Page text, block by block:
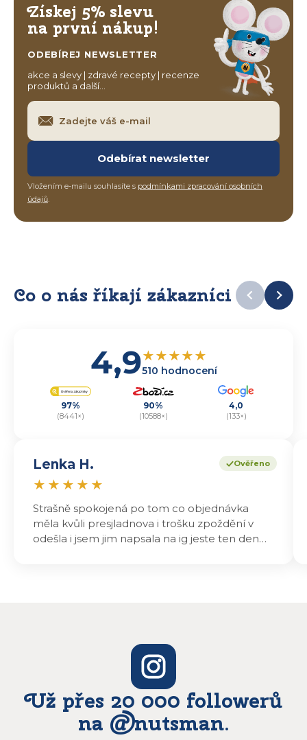
Získej 5% slevu
na první nákup!
ODEBÍREJ NEWSLETTER
akce a slevy | zdravé recepty | recenze
produktů a další…
Odebírat newsletter
Vložením e-mailu souhlasíte s podmínkami zpracování osobních
údajů.
Co o nás říkají zákazníci
4,9★★★★★
510 hodnocení
97%
(8441×)
90%
(10588×)
4,0
(133×)
Ověřeno
Lenka H.
★ ★ ★ ★ ★
Strašně spokojená po tom co objednávka
měla kvůli presjladnova i trošku zpoždění v
odešla i jsem jim napsala na ig jeste ten den
Už přes 20 000 followerů
na @nutsman.